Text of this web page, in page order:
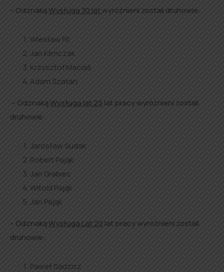
– OdznakąWysługa 30 latwyróżnieni zostali druhowie:
Wiesław Fit
Jan Klimczak
Krzysztof Maciaś
Adam Szatan
– OdznakąWysługa lat 25 lat pracy wyróżnieni zostali
druhowie:
Jarosław Sudak
Robert Pająk
Jan Grabiec
Witold Pająk
Jan Pająk
– OdznakąWysługa Lat 20 lat pracy wyróżnieni zostali
druhowie:
Paweł Sadzisz